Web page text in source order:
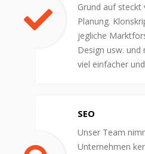
Grund auf steckt
Planung.
jegliche
Design usw. und
viel einfacher
SEO
Unser Team
Unternehmen